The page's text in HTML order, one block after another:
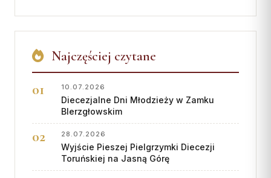
Najczęściej czytane
10.07.2026
Diecezjalne Dni Młodzieży w Zamku
BIerzgłowskim
28.07.2026
Wyjście Pieszej Pielgrzymki Diecezji
Toruńskiej na Jasną Górę